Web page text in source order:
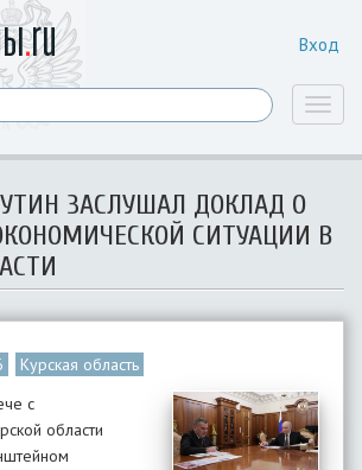
Вход
ЗАСЛУШАЛ ДОКЛАД О
СИТУАЦИИ В
Курская область
с
области